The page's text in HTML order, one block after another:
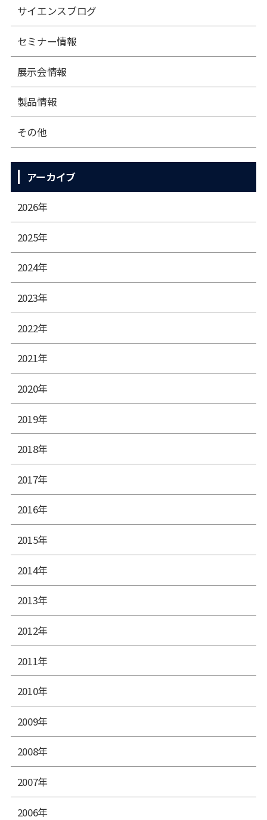
サイエンスブログ
セミナー情報
展⽰会情報
製品情報
その他
アーカイブ
2026年
2025年
2024年
2023年
2022年
2021年
2020年
2019年
2018年
2017年
2016年
2015年
2014年
2013年
2012年
2011年
2010年
2009年
2008年
2007年
2006年